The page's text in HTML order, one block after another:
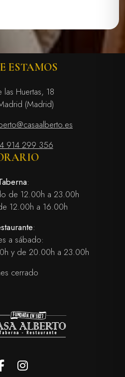
ESTAMOS
las Huertas, 18
(Madrid)
914 299 356
:
de 12.00h a 23.00h
12.00h a 16.00h
:
a sábado:
y de 20.00h a 23.00h
cerrado